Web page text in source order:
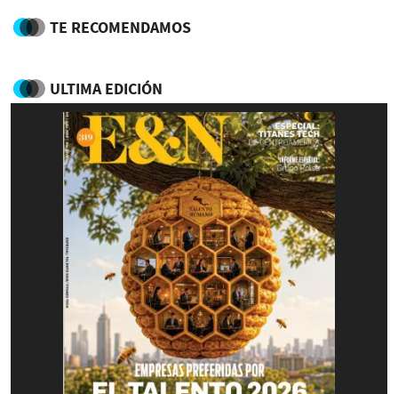
TE RECOMENDAMOS
ULTIMA EDICIÓN